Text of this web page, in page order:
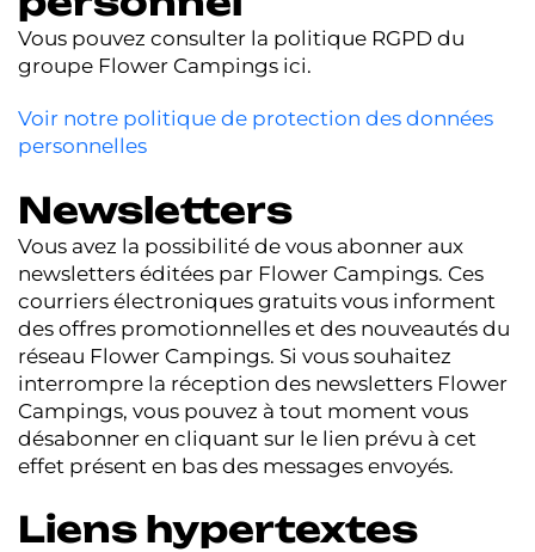
Vous pouvez consulter la politique RGPD du
groupe Flower Campings ici.
Voir notre politique de protection des données
personnelles
Newsletters
Vous avez la possibilité de vous abonner aux
newsletters éditées par Flower Campings. Ces
courriers électroniques gratuits vous informent
des offres promotionnelles et des nouveautés du
réseau Flower Campings. Si vous souhaitez
interrompre la réception des newsletters Flower
Campings, vous pouvez à tout moment vous
désabonner en cliquant sur le lien prévu à cet
effet présent en bas des messages envoyés.
Liens hypertextes